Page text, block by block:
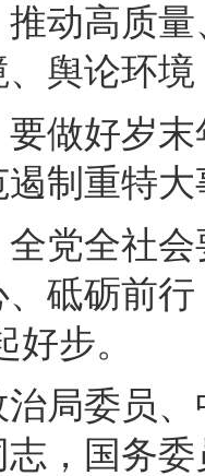
动高质
舆论环
好岁末
制重特
全社会
砥砺前
好步。
委员、
，国务